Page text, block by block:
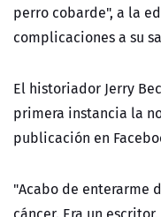
perro cobarde", a la
complicaciones a su
El historiador Jerry
primera instancia la
publicación en
"Acabo de enterarme